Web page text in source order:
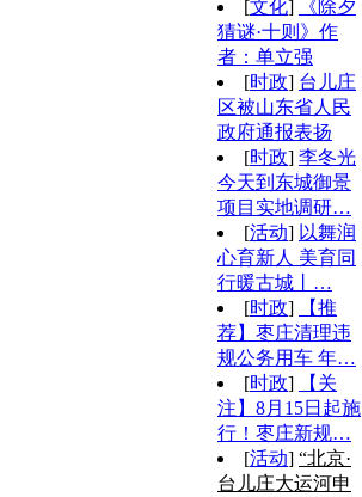
[文化]
《除夕
猜谜·十则》作
者：单立强
[时政] 台儿庄
区被山东省人民
政府通报表扬
[时政] 李冬光
今天到东城御景
项目实地调研…
[活动] 以舞润
心育新人 美育同
行暖古城丨…
[时政]
【推
荐】枣庄清理违
规公务用车 年…
[时政]
【关
注】8月15日起施
行！枣庄新规…
[活动] “北京·
台儿庄大运河申